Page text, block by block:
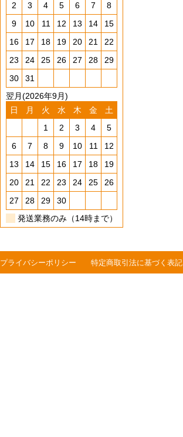
2
3 4 5 6 7
8
9
10 11 12 13 14
15
16
17 18 19 20 21
22
23
24 25 26 27 28
29
30
31
翌月(2026年9月)
日
月 火 水 木 金
土
1
2 3 4
5
6
7 8 9 10 11
12
13
14 15 16 17 18
19
20
21 22 23 24 25
26
27
28 29
30
発送業務のみ（14時まで）
プライバシーポリシー 特定商取引法に基づく表記